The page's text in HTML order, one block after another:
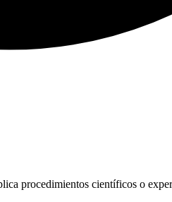
procedimientos científicos o